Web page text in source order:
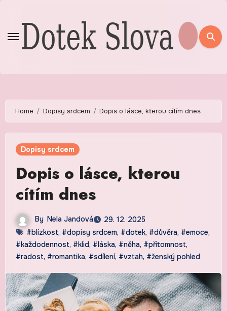
content
Home Dopisy srdcem Dopis o lásce, kterou cítím dnes
Dopisy srdcem
Dopis o lásce, kterou
cítím dnes
By Nela Jandová
29. 12. 2025
#blízkost, #dopisy srdcem, #dotek, #důvěra, #emoce,
#každodennost, #klid, #láska, #něha, #přítomnost,
#radost, #romantika, #sdílení, #vztah, #ženský pohled